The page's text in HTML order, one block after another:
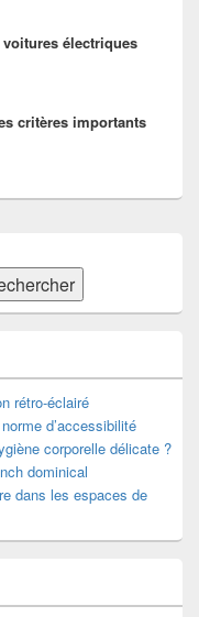
électriques
critères importants
rétro-éclairé
d’accessibilité
corporelle délicate ?
dominical
dans les espaces de